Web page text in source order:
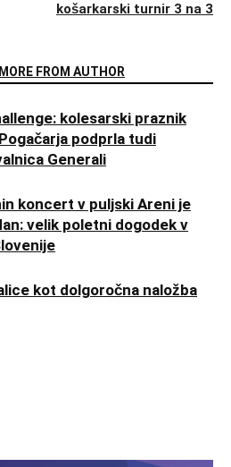
košarkarski turnir 3 na 3
MORE FROM AUTHOR
kolesarski praznik
podprla tudi
Generali
koncert v puljski Areni je
velik poletni dogodek v
kot dolgoročna naložba